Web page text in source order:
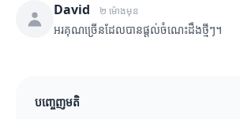
David ២ ម៉ោងមុន
អរគុណច្រើនដែលបានផ្តល់ចំណេះដឹងថ្មីៗ។
បញ្ចេញមតិ